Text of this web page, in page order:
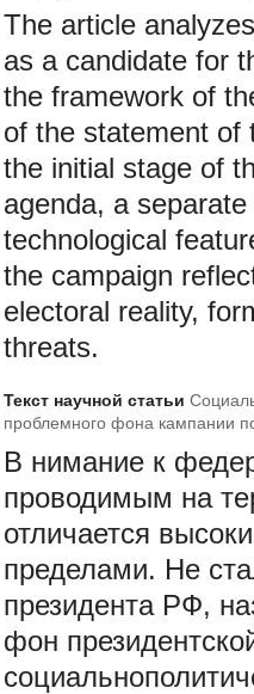
The article
as a candidate for
the framework of
of the statement of
the initial stage of
agenda, a
technological
the campaign
electoral reality,
threats.
Текст научной статьи
проблемного фона кампании
В нимание к
проводимым на
отличается
пределами. Не
президента РФ,
фон